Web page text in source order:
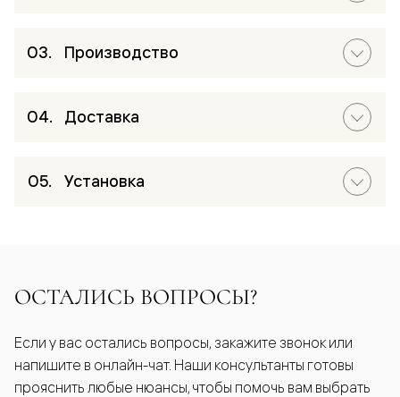
Производство
Доставка
Установка
ОСТАЛИСЬ ВОПРОСЫ?
Если у вас остались вопросы, закажите звонок или
напишите в онлайн-чат. Наши консультанты готовы
прояснить любые нюансы, чтобы помочь вам выбрать